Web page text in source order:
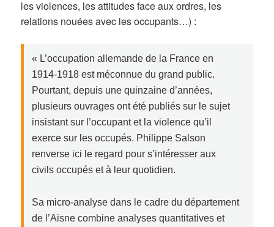
les violences, les attitudes face aux ordres, les
relations nouées avec les occupants…) :
« L’occupation allemande de la France en
1914-1918 est méconnue du grand public.
Pourtant, depuis une quinzaine d’années,
plusieurs ouvrages ont été publiés sur le sujet
insistant sur l’occupant et la violence qu’il
exerce sur les occupés. Philippe Salson
renverse ici le regard pour s’intéresser aux
civils occupés et à leur quotidien.
Sa micro-analyse dans le cadre du département
de l’Aisne combine analyses quantitatives et